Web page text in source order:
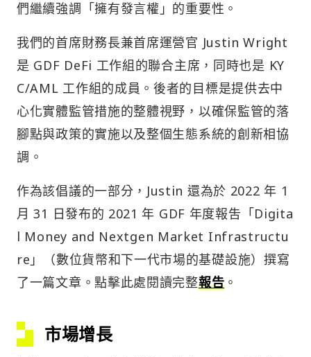
們繼續強調「擁有發言權」的重要性。
我們的首席財務長兼首席運營官 Justin Wright
是 GDF DeFi 工作組的聯合主席，同時也是 KY
C/AML 工作組的成員。後者的目標是提供去中
心化實體監管措施的整體視野，以確保監管的落
腳點與政策的實施以及整個生態系統的創新相協
調。
作為該倡議的一部分，Justin 還為於 2022 年 1
月 31 日發布的 2021 年 GDF 年度報吿「Digita
l Money and Nextgen Market Infrastructu
re」（數位貨幣和下一代市場的基礎設施​​）撰寫
了一篇文章。點擊此處閱讀完整報告 。
市場增長